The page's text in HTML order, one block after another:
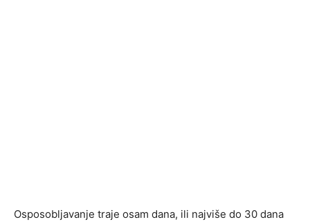
Osposobljavanje traje osam dana, ili najviše do 30 dana